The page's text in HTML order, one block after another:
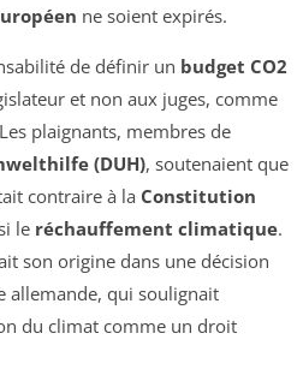
ne soient expirés.
de définir un budget CO2
et non aux juges, comme
plaignants, membres de
(DUH), soutenaient que
contraire à la Constitution
le réchauffement climatique.
son origine dans une décision
allemande, qui soulignait
du climat comme un droit